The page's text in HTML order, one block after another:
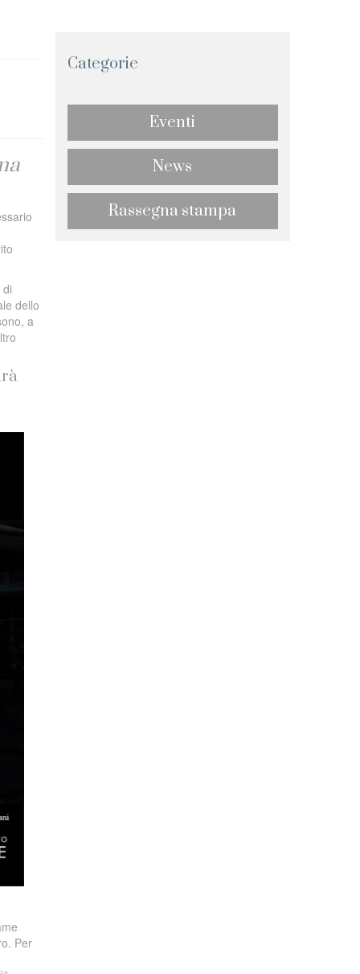
di
dello
a
Per
Categorie
Eventi
News
Rassegna stampa